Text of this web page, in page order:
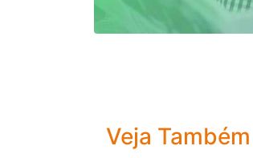
Veja Também